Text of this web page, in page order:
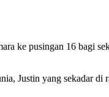
ke pusingan 16 bagi
Justin yang sekadar